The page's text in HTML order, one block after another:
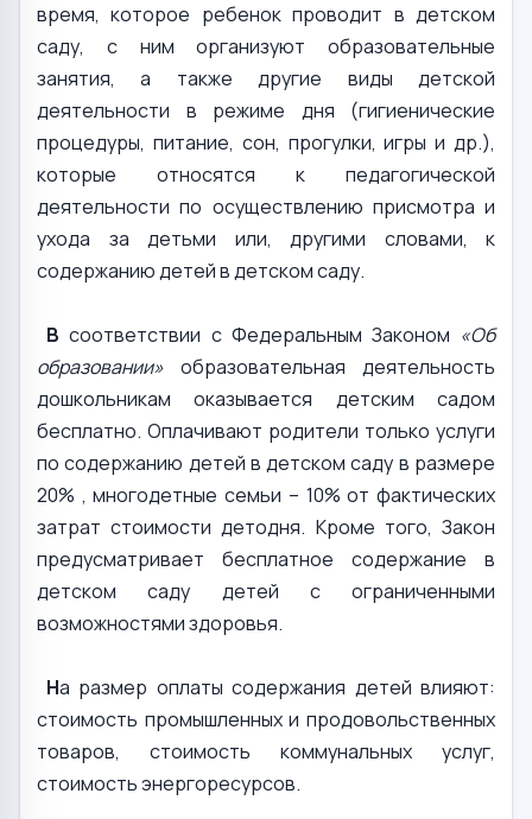
время, которое ребенок проводит в детском
саду, с ним организуют образовательные
занятия, а также другие виды детской
деятельности в режиме дня (гигиенические
процедуры, питание, сон, прогулки, игры и др.),
которые относятся к педагогической
деятельности по осуществлению присмотра и
ухода за детьми или, другими словами, к
содержанию детей в детском саду.
В соответствии с Федеральным Законом «Об
образовании» образовательная деятельность
дошкольникам оказывается детским садом
бесплатно. Оплачивают родители только услуги
по содержанию детей в детском саду в размере
20% , многодетные семьи – 10% от фактических
затрат стоимости детодня. Кроме того, Закон
предусматривает бесплатное содержание в
детском саду детей с ограниченными
возможностями здоровья.
На размер оплаты содержания детей влияют:
стоимость промышленных и продовольственных
товаров, стоимость коммунальных услуг,
стоимость энергоресурсов.